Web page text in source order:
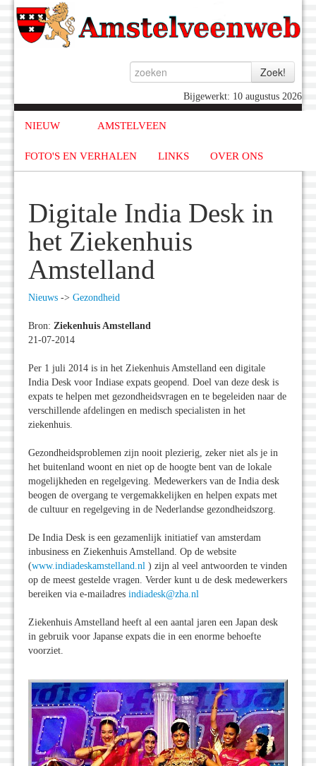
Bijgewerkt: 10 augustus 2026
NIEUW AMSTELVEEN
FOTO'S EN VERHALEN LINKS OVER ONS
Digitale India Desk in
het Ziekenhuis
Amstelland
Nieuws -> Gezondheid
Bron: Ziekenhuis Amstelland
21-07-2014
Per 1 juli 2014 is in het Ziekenhuis Amstelland een digitale
India Desk voor Indiase expats geopend. Doel van deze desk is
expats te helpen met gezondheidsvragen en te begeleiden naar de
verschillende afdelingen en medisch specialisten in het
ziekenhuis.
Gezondheidsproblemen zijn nooit plezierig, zeker niet als je in
het buitenland woont en niet op de hoogte bent van de lokale
mogelijkheden en regelgeving. Medewerkers van de India desk
beogen de overgang te vergemakkelijken en helpen expats met
de cultuur en regelgeving in de Nederlandse gezondheidszorg.
De India Desk is een gezamenlijk initiatief van amsterdam
inbusiness en Ziekenhuis Amstelland. Op de website
(www.indiadeskamstelland.nl ) zijn al veel antwoorden te vinden
op de meest gestelde vragen. Verder kunt u de desk medewerkers
bereiken via e-mailadres indiadesk@zha.nl
Ziekenhuis Amstelland heeft al een aantal jaren een Japan desk
in gebruik voor Japanse expats die in een enorme behoefte
voorziet.